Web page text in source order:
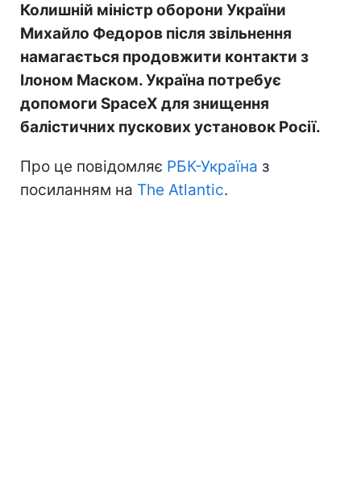
Колишній міністр оборони України
Михайло Федоров після звільнення
намагається продовжити контакти з
Ілоном Маском. Україна потребує
допомоги SpaceX для знищення
балістичних пускових установок Росії.
Про це повідомляє РБК-Україна з
посиланням на The Atlantic.